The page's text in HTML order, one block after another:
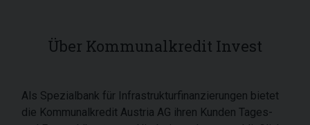
Über Kommunalkredit Invest
Als Spezialbank für Infrastrukturfinanzierungen bietet
die Kommunalkredit Austria AG ihren Kunden Tages-